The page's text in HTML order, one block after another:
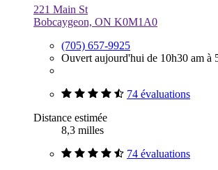
221 Main St
Bobcaygeon, ON K0M1A0
(705) 657-9925
Ouvert aujourd'hui de 10h30 am à
74 évaluations
Distance estimée
8,3 milles
74 évaluations